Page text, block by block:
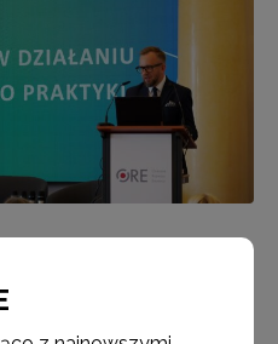
–
– relacja